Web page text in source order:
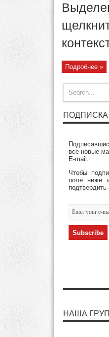
Подробнее »
все новые
E-mail.
Чтобы
поле ниже
подтвердить
НАША